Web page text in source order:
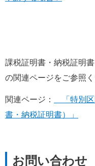
課税証明書・納税証明
の関連ページをご参照く
関連ページ：
「特別区
書・納税証明書）」